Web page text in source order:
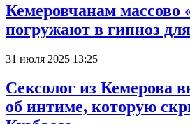
Кемеровчанам массово
погружают в гипноз
31 июля 2025 13:25
Сексолог из Кемерова
об интиме, которую